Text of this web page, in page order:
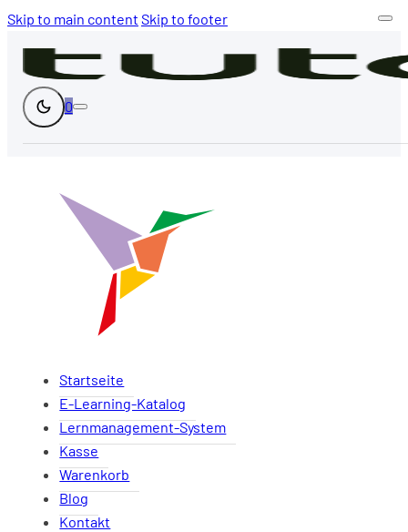
Skip to main content Skip to footer
0
Startseite
E-Learning-Katalog
Lernmanagement-System
Kasse
Warenkorb
Blog
Kontakt